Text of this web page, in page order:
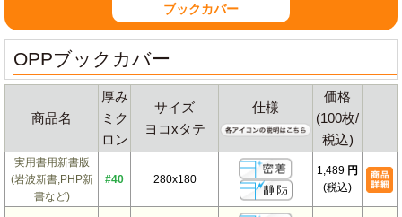
ブックカバー
OPPブックカバー
商品名
厚み
ミク
ロン
サイズ
ヨコxタテ
仕様
価格
(100枚/
税込)
実用書用新書版
(岩波新書,PHP新
書など)
#40 280x180
1,489 円
(税込)